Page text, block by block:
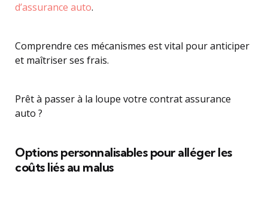
d’assurance auto.
Comprendre ces mécanismes est vital pour anticiper
et maîtriser ses frais.
Prêt à passer à la loupe votre contrat assurance
auto ?
Options personnalisables pour alléger les
coûts liés au malus